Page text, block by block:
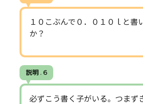
１０こぶんで０．０１０ｌと書
か？
説明 . 6
必ずこう書く子がいる。つまず